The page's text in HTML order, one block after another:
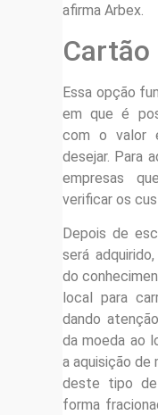
afirma Arbex.
Cartão
Essa opção
em que é
com o valor
desejar. Para
empresas
verificar os
Depois de
será
do
local para
dando
da moeda ao
a aquisição de
deste tipo
forma